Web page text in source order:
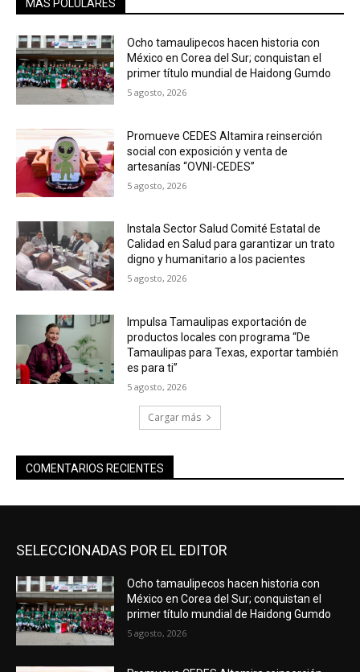
MÁS POLULARES
Ocho tamaulipecos hacen historia con
México en Corea del Sur; conquistan el
primer título mundial de Haidong Gumdo
5 agosto, 2026
Promueve CEDES Altamira reinserción
social con exposición y venta de
artesanías “OVNI-CEDES”
5 agosto, 2026
Instala Sector Salud Comité Estatal de
Calidad en Salud para garantizar un trato
digno y humanitario a los pacientes
5 agosto, 2026
Impulsa Tamaulipas exportación de
productos locales con programa “De
Tamaulipas para Texas, exportar también
es para ti”
5 agosto, 2026
Cargar más
COMENTARIOS RECIENTES
SELECCIONADAS POR EL EDITOR
Ocho tamaulipecos hacen historia con
México en Corea del Sur; conquistan el
primer título mundial de Haidong Gumdo
5 agosto, 2026